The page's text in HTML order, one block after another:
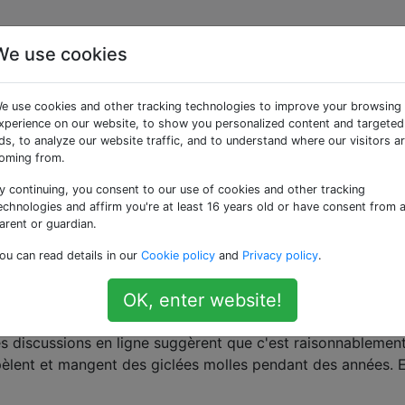
«food-safety»
et le stockage des aliments de manière à prévenir les
à la température ambiante?
à la température ambiante? Si oui, pendant combien de
des pommes de terre qui ont germé?
devenues un peu molles et ont produit des pousses
discussions en ligne suggèrent que c'est
et mangent des giclées molles pendant des années.
use cookies
use cookies and other tracking technologies to improve your browsing
on our website, to show you personalized content and targeted
to analyze our website traffic, and to understand where our visitors
from.
continuing, you consent to our use of cookies and other tracking
and affirm you're at least 16 years old or have consent from a
or guardian.
can read details in our Cookie policy and Privacy policy.
OK, enter website!